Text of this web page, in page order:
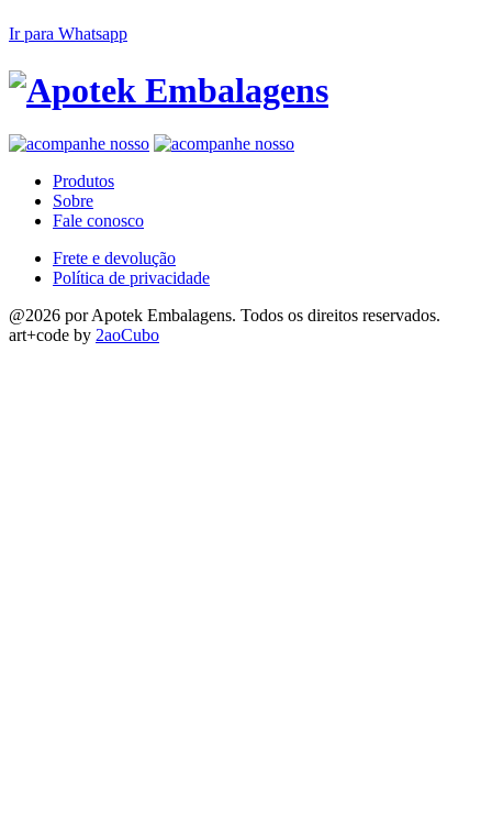
Ir para Whatsapp
Produtos
Sobre
Fale conosco
Frete e devolução
Política de privacidade
@2026 por Apotek Embalagens. Todos os direitos reservados.
art+code by 2aoCubo